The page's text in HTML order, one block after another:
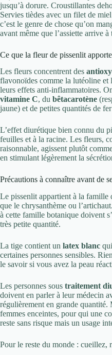
jusqu’à dorure. Croustillantes
Servies tièdes avec un filet de
c’est le genre de chose qu’on
avant même que l’assiette arrive à
Ce que la fleur de pissenlit
Les fleurs concentrent des
flavonoïdes comme la lutéoline et
leurs effets anti-inflammatoires.
vitamine C, du bêtacarotène
jaune) et de petites quantités de
L’effet diurétique bien connu du
feuilles et à la racine. Les fleurs,
raisonnable, agissent plutôt
en stimulant légèrement la
Précautions à connaître avant de
Le pissenlit appartient à la famille
que le chrysanthème ou
à cette famille botanique doivent
très petite quantité.
La tige contient un latex blanc
certaines personnes sensibles.
le savoir si vous avez la peau
Les personnes sous traitement
doivent en parler à leur médecin
régulièrement en grande quantité.
femmes enceintes, pour qui une
reste sans risque mais un usage
Pour le reste du monde : cueillez,